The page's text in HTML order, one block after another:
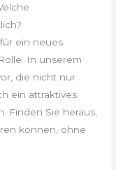
ein neues
In unserem
die nicht nur
ein attraktives
Finden Sie heraus,
können, ohne